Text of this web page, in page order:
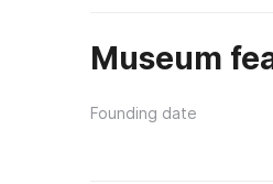
Museum
Founding date